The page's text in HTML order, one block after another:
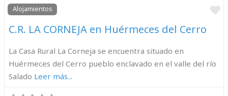
Alojamientos
C.R. LA CORNEJA en Huérmeces del Cerro
La Casa Rural La Corneja se encuentra situado en
Huérmeces del Cerro pueblo enclavado en el valle del río
Salado Leer más...